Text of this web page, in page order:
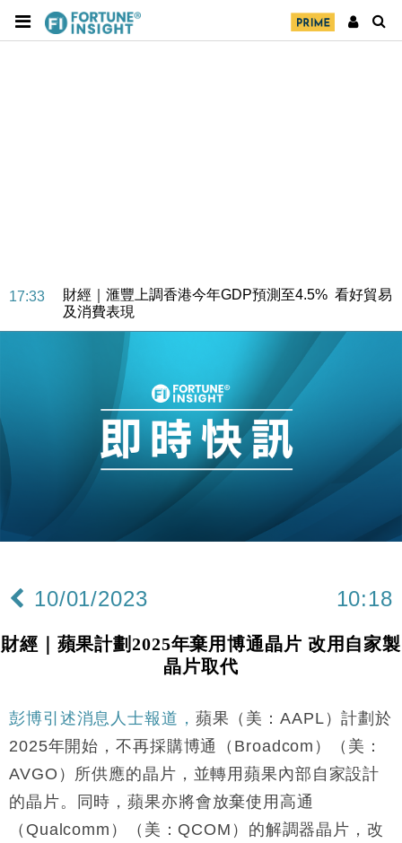
17:33
財經｜滙豐上調香港今年GDP預測至4.5% 看好貿易
及消費表現
本地｜假冒內地執法人員要求交「保證金」 43歲女子
損失近6900萬元
財經｜日經失守6.5萬點後回穩 全周仍升近2%
財經｜恒隆10月換帥 玩具「反」斗城亞洲CEO蔡德
15:11
財經｜韓股反覆波動收跌 連挫7周創逾3年最長跌勢
財經｜內地7月美元計價出口增近24%勝預期 貿易順
11:12
國際｜特朗普料美伊戰事快結束 承認部分彈藥庫存緊
15:59
財經｜SA售股自救後再出手 斥4億美元押注未上市公
47仙
17:33
財經｜滙豐上調香港今年GDP預測至4.5% 看好貿易
損失近6900萬元
16:05
財經｜日經失守6.5萬點後回穩 全周仍升近2%
10/01/2023 10:18
財經｜蘋果計劃2025年棄用博通晶片 改用自家製
晶片取代
彭博引述消息人士報道， 蘋果（美：AAPL）計劃於
2025年開始，不再採購博通（Broadcom）（美：
AVGO）所供應的晶片，並轉用蘋果內部自家設計
的晶片。同時，蘋果亦將會放棄使用高通
（Qualcomm）（美：QCOM）的解調器晶片，改